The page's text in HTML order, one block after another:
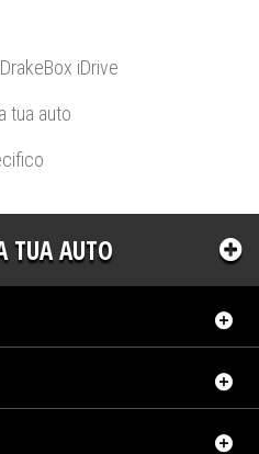
iDrive
tua auto
TUA AUTO